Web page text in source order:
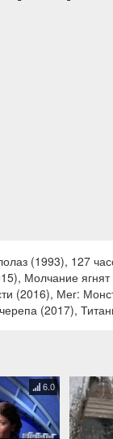
(1993), 127
Молчание
(2016), Мег:
(2017),
6.0